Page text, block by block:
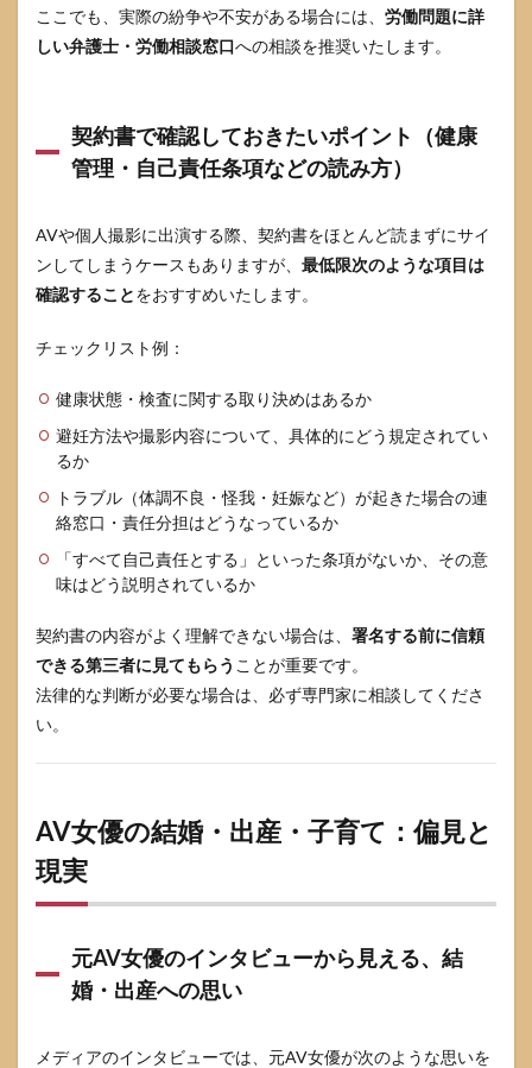
る
の要
点整
理
今、
何に
悩ん
でい
がど
こに
すべ
きか
の再
提示
9.3
情報
との
距離
の取
と、
今後
ップ
の注
9.4
情報
知恵
袋と
の違
的情
ここでも、実際の紛争や不安がある場合には、 労働問題に詳
しい弁護士・労働相談窓口への相談を推奨いたします。
契約書で確認しておきたいポイント（健康
管理・自己責任条項などの読み方）
AVや個人撮影に出演する際、契約書をほとんど読まずにサイ
ンしてしまうケースもありますが、 最低限次のような項目は
確認することをおすすめいたします。
チェックリスト例：
健康状態・検査に関する取り決めはあるか
避妊方法や撮影内容について、具体的にどう規定されてい
るか
トラブル（体調不良・怪我・妊娠など）が起きた場合の連
絡窓口・責任分担はどうなっているか
「すべて自己責任とする」といった条項がないか、その意
味はどう説明されているか
契約書の内容がよく理解できない場合は、 署名する前に信頼
できる第三者に見てもらう ことが重要です。
法律的な判断が必要な場合は、必ず専門家に相談してくださ
い。
AV女優の結婚・出産・子育て：偏見と
現実
元AV女優のインタビューから見える、結
婚・出産への思い
メディアのインタビューでは、元AV女優が次のような思いを